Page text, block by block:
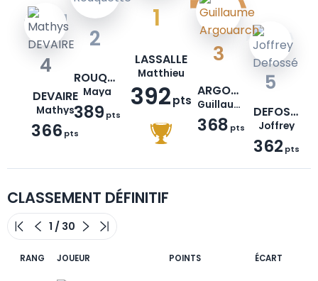
1
LASSALLE
Matthieu
392pts
2
ROUQUETTE
Maya
389 pts
3
ARGOUARCH
Guillaume
368 pts
4
DEVAIRE
Mathys
366 pts
5
DEFOSSÉ
Joffrey
362 pts
CLASSEMENT DÉFINITIF
RANG JOUEUR POINTS ÉCART